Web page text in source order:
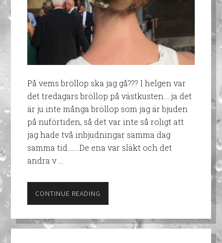
På vems bröllop ska jag gå??? I helgen var
det tredagars bröllop på västkusten…..ja det
är ju inte många bröllop som jag är bjuden
på nuförtiden, så det var inte så roligt att
jag hade två inbjudningar samma dag
samma tid……..De ena var släkt och det
andra v …
CONTINUE READING